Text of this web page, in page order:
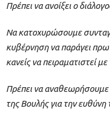
Πρέπει να ανοίξει ο
Να κατοχυρώσουμε
κυβέρνηση να παράγει
κανείς να πειραματιστεί
Πρέπει να αναθεωρήσουμε
της Βουλής για την